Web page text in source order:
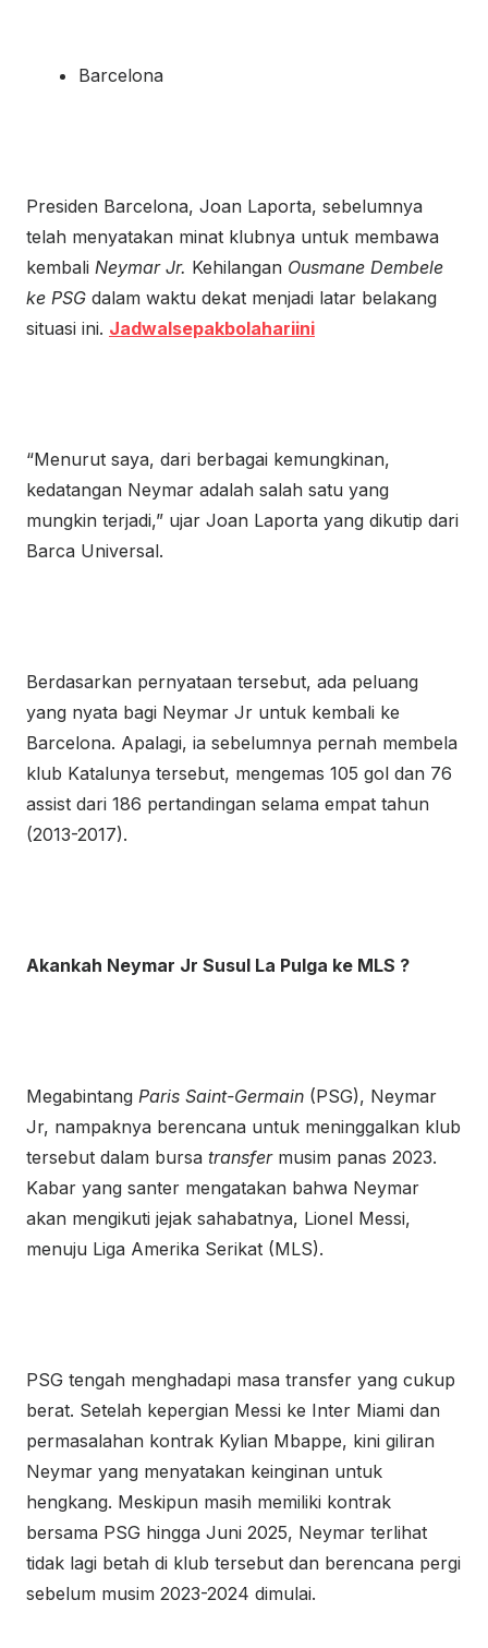
Barcelona
Presiden Barcelona, Joan Laporta, sebelumnya
telah menyatakan minat klubnya untuk membawa
kembali Neymar Jr. Kehilangan Ousmane Dembele
ke PSG dalam waktu dekat menjadi latar belakang
situasi ini. Jadwalsepakbolahariini
“Menurut saya, dari berbagai kemungkinan,
kedatangan Neymar adalah salah satu yang
mungkin terjadi,” ujar Joan Laporta yang dikutip dari
Barca Universal.
Berdasarkan pernyataan tersebut, ada peluang
yang nyata bagi Neymar Jr untuk kembali ke
Barcelona. Apalagi, ia sebelumnya pernah membela
klub Katalunya tersebut, mengemas 105 gol dan 76
assist dari 186 pertandingan selama empat tahun
(2013-2017).
Akankah Neymar Jr Susul La Pulga ke MLS ?
Megabintang Paris Saint-Germain (PSG), Neymar
Jr, nampaknya berencana untuk meninggalkan klub
tersebut dalam bursa transfer musim panas 2023.
Kabar yang santer mengatakan bahwa Neymar
akan mengikuti jejak sahabatnya, Lionel Messi,
menuju Liga Amerika Serikat (MLS).
PSG tengah menghadapi masa transfer yang cukup
berat. Setelah kepergian Messi ke Inter Miami dan
permasalahan kontrak Kylian Mbappe, kini giliran
Neymar yang menyatakan keinginan untuk
hengkang. Meskipun masih memiliki kontrak
bersama PSG hingga Juni 2025, Neymar terlihat
tidak lagi betah di klub tersebut dan berencana pergi
sebelum musim 2023-2024 dimulai.